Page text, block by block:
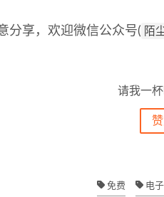
分享，欢迎微信公众号( 陌
请我一杯
免费 电